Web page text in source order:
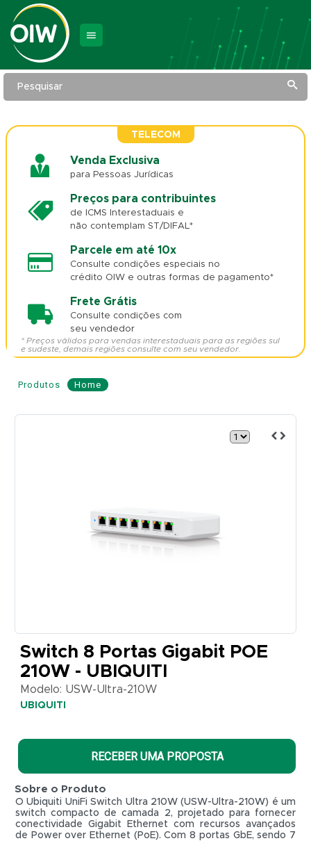
Pesquisar
TELECOM
Venda Exclusiva
para Pessoas Jurídicas
Preços para contribuintes
de ICMS Interestaduais e
não contemplam ST/DIFAL*
Parcele em até 10x
Consulte condições especiais no
crédito OIW e outras formas de pagamento*
Frete Grátis
Consulte condições com
seu vendedor
* Preços válidos para vendas interestaduais para as regiões sul
e sudeste, demais regiões consulte com seu vendedor.
Home
Produtos
Switch
UBIQUITI
Switch 8 Portas Gigabit POE
210W - UBIQUITI
Modelo: USW-Ultra-210W
UBIQUITI
RECEBER UMA PROPOSTA
Sobre o Produto
O Ubiquiti UniFi Switch Ultra 210W (USW-Ultra-210W) é um
switch compacto de camada 2, projetado para fornecer
conectividade Gigabit Ethernet com recursos avançados
de Power over Ethernet (PoE). Com 8 portas GbE, sendo 7